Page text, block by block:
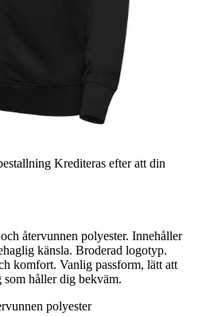
Krediteras efter att din
återvunnen polyester. Innehåller
känsla. Broderad logotyp.
komfort. Vanlig passform, lätt att
håller dig bekväm.
polyester